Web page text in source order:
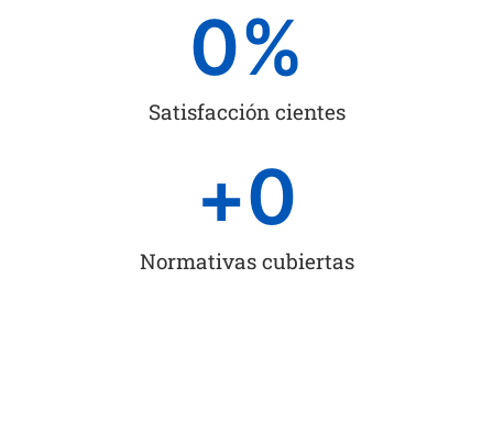
Satisfacción cientes
0%
Normativas cubiertas
+0